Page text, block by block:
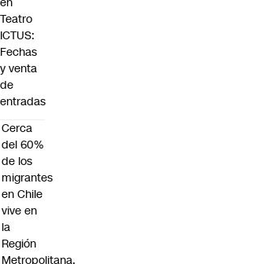
Teatro
ICTUS:
Fechas
y venta
de
entradas
Cerca
del 60%
de los
migrantes
en Chile
vive en
la
Región
Metropolitana,